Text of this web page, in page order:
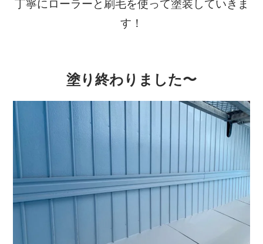
丁寧にローラーと刷毛を使って塗装していきま
す！
塗り終わりました〜